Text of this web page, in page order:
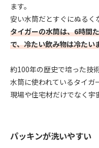
ます。
安い水筒だとすぐにぬるく
タイガーの水筒は、6時間
で、冷たい飲み物は冷たい
約100年の歴史で培った技
水筒に使われているタイガ
現場や住宅材だけでなく宇
パッキンが洗いやすい